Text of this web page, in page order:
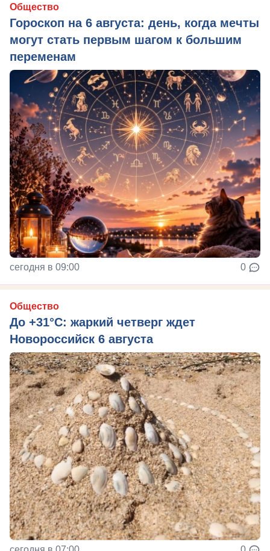
Общество
Гороскоп на 6 августа: день, когда мечты
могут стать первым шагом к большим
переменам
сегодня в 09:00 0
Общество
До +31°C: жаркий четверг ждет
Новороссийск 6 августа